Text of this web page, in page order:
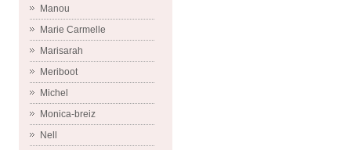
Manou
Marie Carmelle
Marisarah
Meriboot
Michel
Monica-breiz
Nell